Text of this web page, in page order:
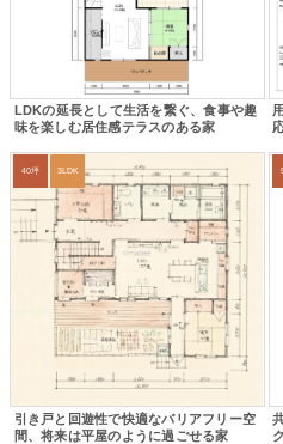
LDKの延長として生活を繋ぐ、食事や趣
味を楽しむ居住感テラスのある家
40坪 3LDK
引き戸と回遊性で快適なバリアフリー空
間、将来は平屋のように過ごせる家